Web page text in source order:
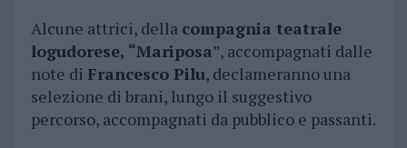
Alcune attrici, della compagnia teatrale
logudorese, “Mariposa”, accompagnati dalle
note di Francesco Pilu, declameranno una
selezione di brani, lungo il suggestivo
percorso, accompagnati da pubblico e passanti.